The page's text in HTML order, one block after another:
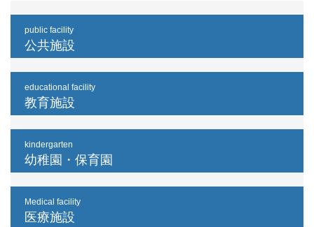
public facility
公共施設
educational facility
教育施設
kindergarten
幼稚園・保育園
Medical facility
医療施設